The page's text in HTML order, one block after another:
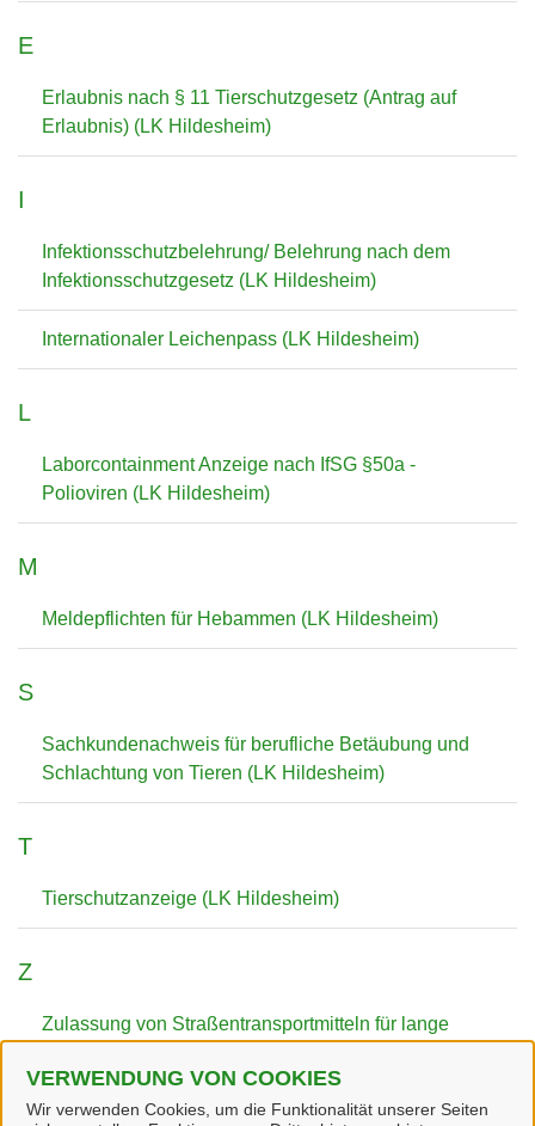
VERWENDUNG VON COOKIES
Wir verwenden Cookies, um die Funktionalität unserer Seiten
E
Erlaubnis nach § 11 Tierschutzgesetz (Antrag auf
Erlaubnis) (LK Hildesheim)
I
Infektionsschutzbelehrung/ Belehrung nach dem
Infektionsschutzgesetz (LK Hildesheim)
Internationaler Leichenpass (LK Hildesheim)
L
Laborcontainment Anzeige nach IfSG §50a -
Polioviren (LK Hildesheim)
M
Meldepflichten für Hebammen (LK Hildesheim)
S
Sachkundenachweis für berufliche Betäubung und
Schlachtung von Tieren (LK Hildesheim)
T
Tierschutzanzeige (LK Hildesheim)
Z
Zulassung von Straßentransportmitteln für lange
Zulassung von Tiertransportunternehmen (LK